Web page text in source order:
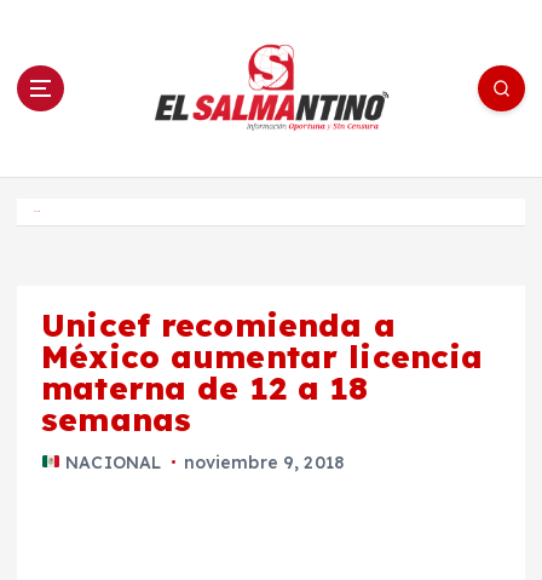
n El Salmantino - medios/noticias/editorial
Unicef recomienda a
México aumentar licencia
materna de 12 a 18
semanas
NACIONAL noviembre 9, 2018